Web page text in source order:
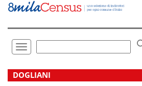
Vai
direttamente
Toggle
navigation
.
DOGLIANI